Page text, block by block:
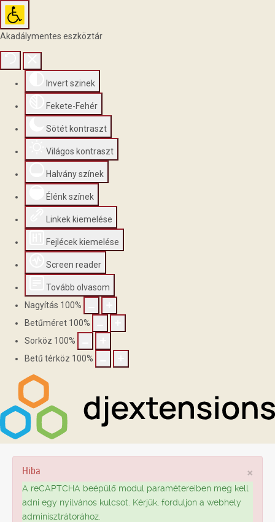
Akadálymentes eszköztár
Invert szinek
Fekete-Fehér
Sötét kontraszt
Világos kontraszt
Halvány színek
Élénk színek
Linkek kiemelése
Fejlécek kiemelése
Screen reader
Tovább olvasom
Nagyítás 100%
Betűméret 100%
Sorköz 100%
Betű térköz 100%
×
Hiba
A reCAPTCHA beépülő modul paramétereiben meg kell
adni egy nyilvános kulcsot. Kérjük, forduljon a webhely
adminisztrátorához.